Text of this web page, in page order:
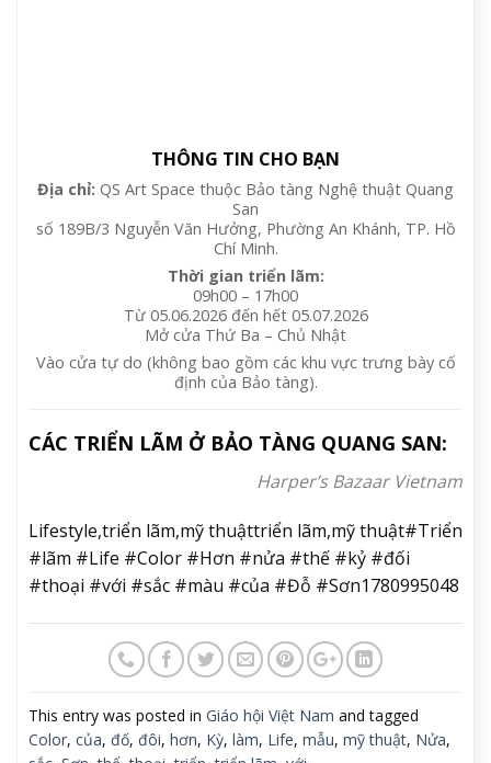
Trường thành từ chiến tranh, từng là bộ đội pháo
binh và họa sĩ cho các báo như Quân Giải Phóng và
Quân đội Nhân dân, Đỗ Sơn theo học Trường Cao
đẳng Mỹ thuật Việt Nam (1961-1964; 1973-1978)
trước khi công tác tại Xưởng Mỹ thuật Quân đội và
hưu.
Cho đến nay, các tác phẩm của ông được lưu giữ
trong nhiều bộ sưu tập trong và ngoài nước, bao
gồm Bảo tàng Mỹ thuật Việt Nam, Bảo tàng Nghệ
thuật Singapore, bộ sưu tập tư nhân của Hoàng gia
Morocco, bộ sưu tập của Tập đoàn Mobil Oil (nay là
ExxonMobil), cùng nhiều bộ sưu tập quan trọng